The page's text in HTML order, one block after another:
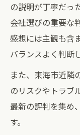
の説明が丁寧だっ
会社選びの重要な
感想には主観も含
バランスよく判断
また、東海市近隣
のリスクやトラブ
最新の評判を集め
す。